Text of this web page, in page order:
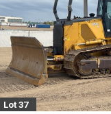
Lot 37